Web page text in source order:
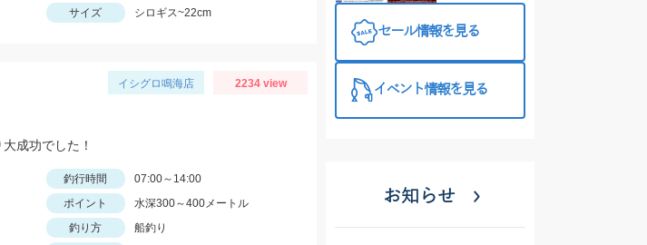
サイズ シロギス~22cm
イシグロ鳴海店 2234 view
成功でした！
釣行時間
07:00～14:00
ポイント
水深300～400メートル
釣り方
船釣り
セール情報を見る
イベント情報を見る
お知らせ